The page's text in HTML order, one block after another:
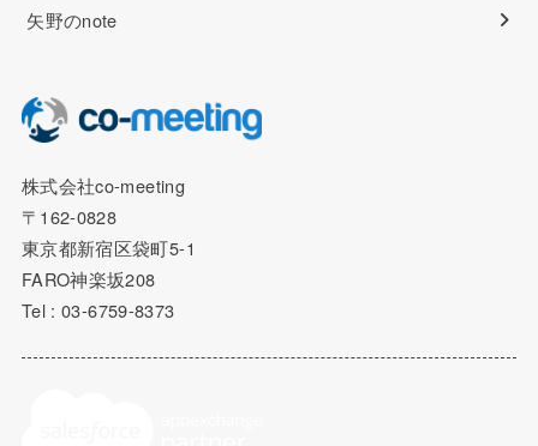
矢野のnote
株式会社co-meeting
〒162-0828
東京都新宿区袋町5-1
FARO神楽坂208
Tel : 03-6759-8373